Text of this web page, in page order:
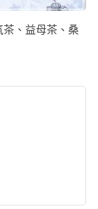
、益母茶、桑